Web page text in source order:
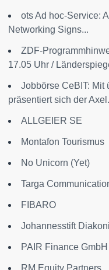
ots Ad hoc-Service:
Networking Signs...
ZDF-
17.05 Uhr /
Jobbörse CeBIT: Mit
präsentiert sich der
ALLGEIER SE
Montafon Tourismus
No Unicorn (Yet)
Targa
FIBARO
Johannesstift
PAIR Finance GmbH
RM Equity Partners